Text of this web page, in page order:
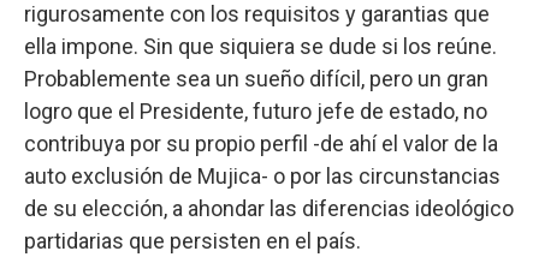
rigurosamente con los requisitos y garantias que
ella impone. Sin que siquiera se dude si los reúne.
Probablemente sea un sueño difícil, pero un gran
logro que el Presidente, futuro jefe de estado, no
contribuya por su propio perfil -de ahí el valor de la
auto exclusión de Mujica- o por las circunstancias
de su elección, a ahondar las diferencias ideológico
partidarias que persisten en el país.